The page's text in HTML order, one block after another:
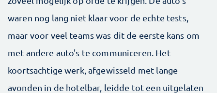
waren nog lang niet klaar voor de echte tests,
maar voor veel teams was dit de eerste kans om
met andere auto's te communiceren. Het
koortsachtige werk, afgewisseld met lange
avonden in de hotelbar, leidde tot een uitgelaten